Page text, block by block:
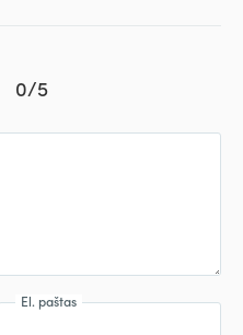
0/5
El. paštas